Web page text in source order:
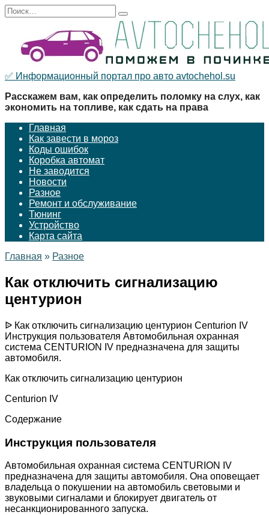
Перейти
к
содержанию
Search
for:
✅ Информационный портал про авто avtochehol.su
Расскажем вам, как определить поломку на слух, как
экономить на топливе, как сдать на права
Главная
Как завести в мороз
Коды ошибок
Коробка автомат
Не заводится
Новости
Разное
Ремонт и обслуживание
Тюнинг
Устройство
Карта сайта
Главная » Разное
Как отключить сигнализацию
центурион
ᐉ Как отключить сигнализацию центурион Centurion IV
Инструкция пользователя Автомобильная охранная
система CENTURION IV предназначена для защиты
автомобиля.
Как отключить сигнализацию центурион
Centurion IV
Содержание
Инструкция пользователя
Автомобильная охранная система CENTURION IV
предназначена для защиты автомобиля. Она оповещает
владельца о покушении на автомобиль световыми и
звуковыми сигналами и блокирует двигатель от
несанкционированного запуска.